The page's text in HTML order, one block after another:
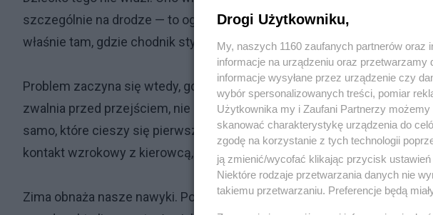
szczególnie na drodze — to ograniczenia, ryzyko i odpowiedzialność. I
właśnie tam, gdzie chodnik styka się z jezdnią.
Problem zaczyna się wtedy, gdy zapominamy, że po drugiej stronie
zwalnia przed przejściem, nie robi tego „bo musi”, tylko dlatego, że
samo, które cieszy się pierwszą prawdziwą zimą. Pieszy, który nie
kontakt wzrokowy z kierowcą, też bierze odpowiedzialność nie tylko za
Zima obnaża nasze nawyki. Pokazuje, kto potrafi zwolnić, a kto jedzie
Drogi Użytkowniku,
My, naszych 1160 zaufanych partnerów
informacje na urządzeniu oraz przetwarzamy
informacje wysyłane przez urządzenie czy
wybór spersonalizowanych treści, pomiar
Użytkownika my i Zaufani Partnerzy
skanować charakterystykę urządzenia do
zgodę na korzystanie z tych technologii
ją zmienić/wycofać klikając przycisk
Niektóre rodzaje przetwarzania danych nie
takiemu przetwarzaniu. Preferencje będą